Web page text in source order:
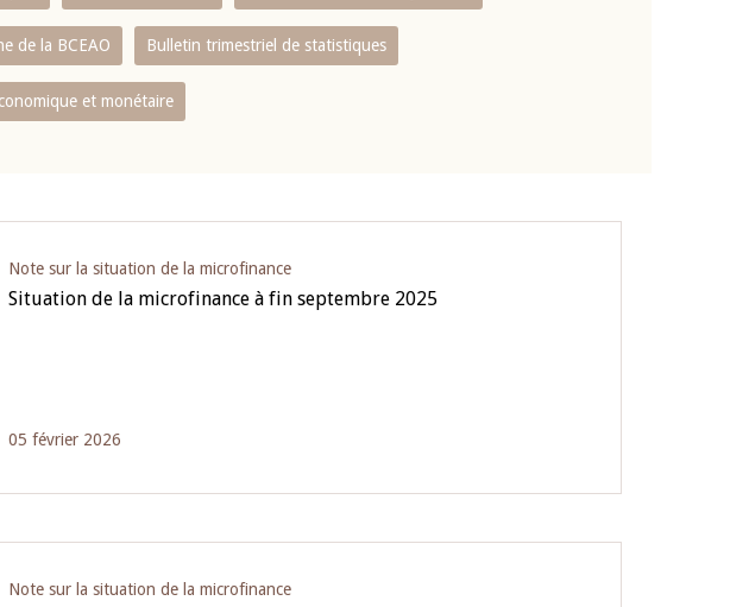
de la BCEAO Bulletin trimestriel de statistiques
et monétaire
Note sur la situation de la microfinance
Situation de la microfinance à fin septembre 2025
05 février 2026
Note sur la situation de la microfinance